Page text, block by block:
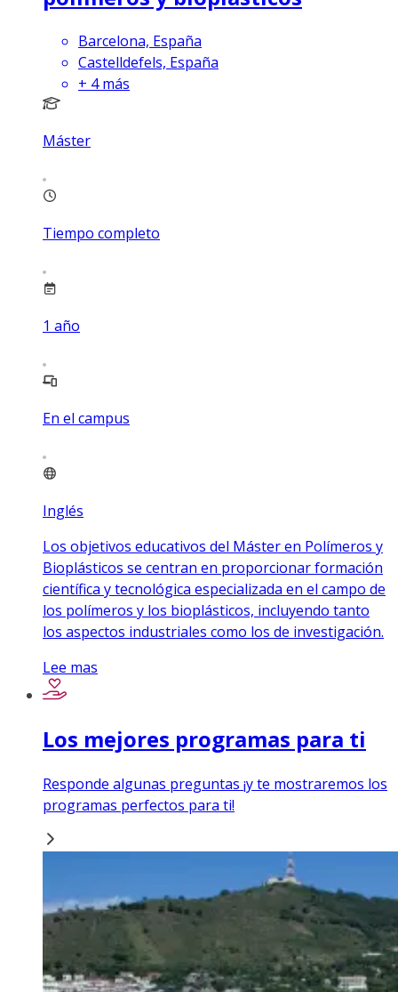
Barcelona, España
Castelldefels, España
+ 4 más
Máster
Tiempo completo
1 año
En el campus
Inglés
Los objetivos educativos del Máster en Polímeros y
Bioplásticos se centran en proporcionar formación
científica y tecnológica especializada en el campo de
los polímeros y los bioplásticos, incluyendo tanto
los aspectos industriales como los de investigación.
Lee mas
Los mejores programas para ti
Responde algunas preguntas ¡y te mostraremos los
programas perfectos para ti!